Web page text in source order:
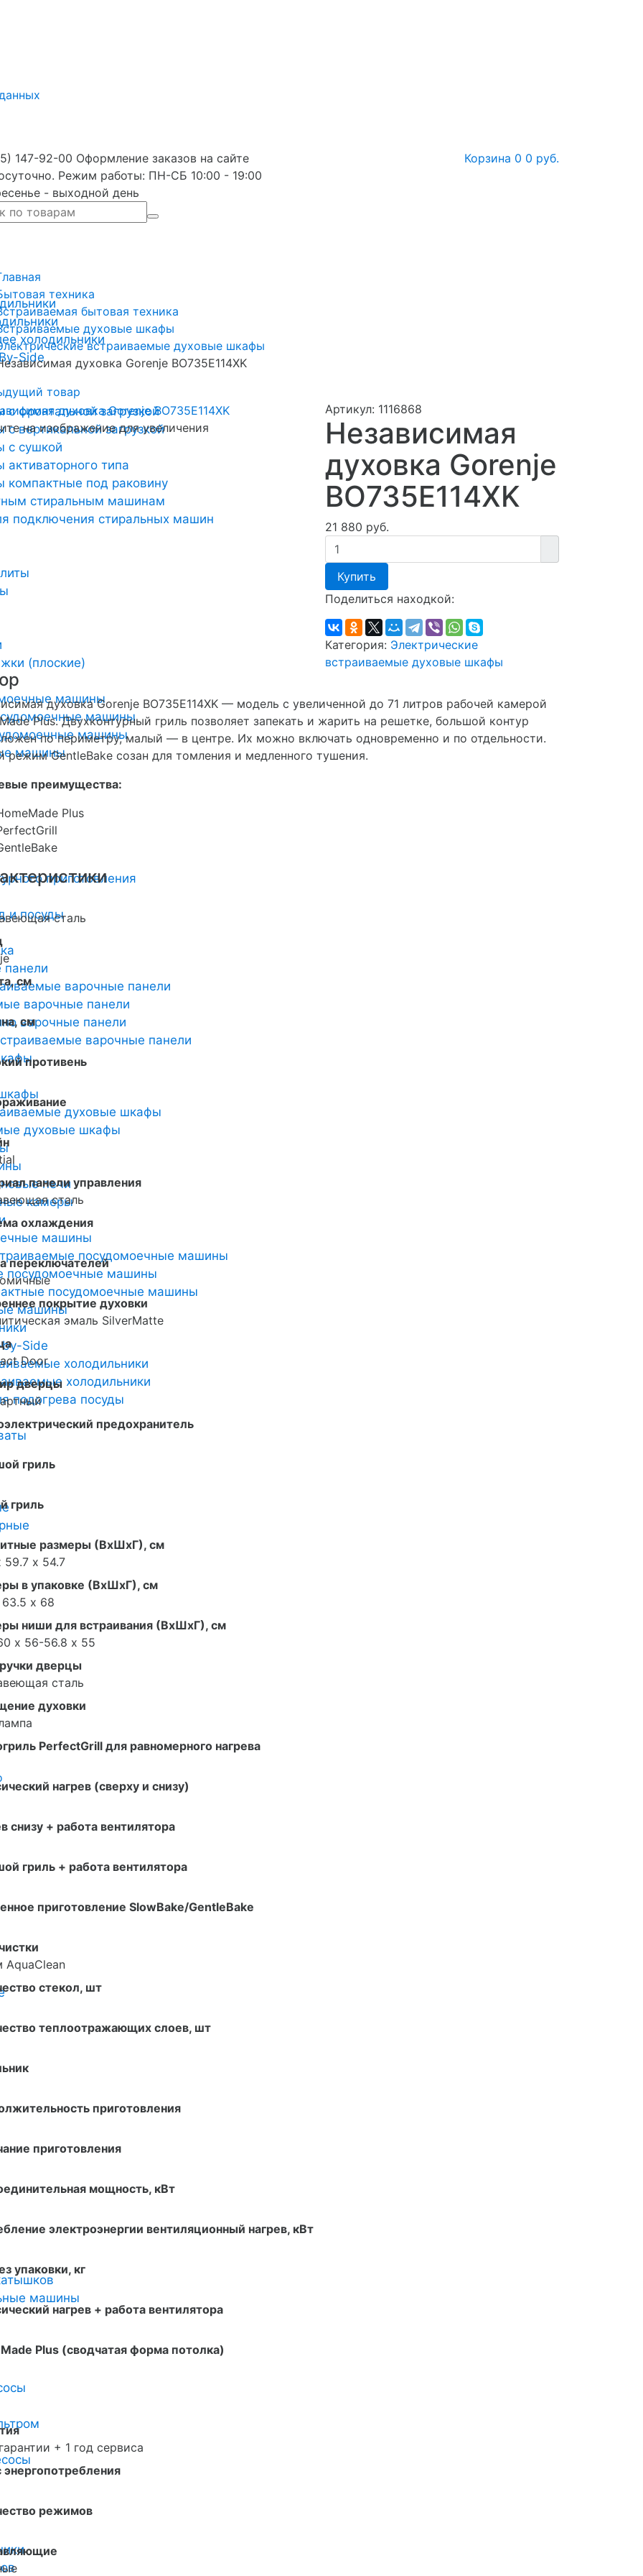
147-92-00 Оформление заказов на сайте
Режим работы: ПН-СБ 10:00 - 19:00
- выходной день
Корзина 0 0 руб.
холодильники
Side
фронтальной загрузкой
вертикальной загрузкой
с сушкой
типа
под раковину
стиральным машинам
подключения стиральных машин
(плоские)
машины
машины
машины
машины
приготовления
и посуды
панели
варочные панели
варочные панели
варочные панели
варочные панели
духовые шкафы
духовые шкафы
печи
камеры
машины
посудомоечные машины
посудомоечные машины
посудомоечные машины
машины
Side
холодильники
холодильники
подогрева посуды
машины
техника
бытовая техника
духовые шкафы
встраиваемые духовые шкафы
духовка Gorenje BO735E114XK
товар
на изображение для увеличения
Артикул: 1116868
Независимая
духовка Gorenje
BO735E114XK
21 880 руб.
Купить
Поделиться находкой:
Категория: Электрические
встраиваемые духовые шкафы
духовка Gorenje BO735E114XK — модель с увеличенной до 71 литров рабочей камерой
Plus. Двухконтурный гриль позволяет запекать и жарить на решетке, большой контур
по периметру, малый — в центре. Их можно включать одновременно и по отдельности.
режим GentleBake созан для томления и медленного тушения.
преимущества:
Plus
сталь
см
см
противень
панели управления
сталь
охлаждения
переключателей
покрытие духовки
эмаль SilverMatte
Door
дверцы
предохранитель
гриль
гриль
размеры (ВxШxГ), см
59.7 х 54.7
в упаковке (ВxШxГ), см
63.5 х 68
ниши для встраивания (ВxШxГ), см
х 56-56.8 х 55
дверцы
сталь
духовки
PerfectGrill для равномерного нагрева
нагрев (сверху и снизу)
снизу + работа вентилятора
гриль + работа вентилятора
приготовление SlowBake/GentleBake
AquaClean
стекол, шт
теплоотражающих слоев, шт
приготовления
приготовления
мощность, кВт
электроэнергии вентиляционный нагрев, кВт
упаковки, кг
нагрев + работа вентилятора
Plus (сводчатая форма потолка)
+ 1 год сервиса
энергопотребления
режимов